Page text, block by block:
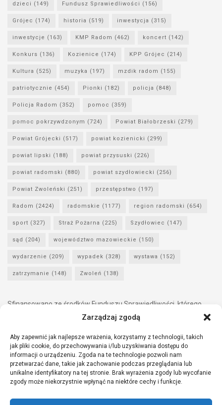
Zarządzaj zgodą
Aby zapewnić jak najlepsze wrażenia, korzystamy z technologii, takich
jak pliki cookie, do przechowywania i/lub uzyskiwania dostępu do
informacji o urządzeniu. Zgoda na te technologie pozwoli nam
przetwarzać dane, takie jak zachowanie podczas przeglądania lub
unikalne identyfikatory na tej stronie. Brak wyrażenia zgody lub wycofanie
zgody może niekorzystnie wpłynąć na niektóre cechy i funkcje.
dzieci (149) Fundusz Sprawiedliwości (156)
Grójec (174) historia (519) inwestycja (315)
inwestycje (163) KMP Radom (462) koncert (142)
Konkurs (136) Kozienice (174) KPP Grójec (214)
Kultura (525) muzyka (197) mzdik radom (155)
patriotycznie (454) Pionki (182) policja (848)
Policja Radom (352) pomoc (359)
pomoc pokrzywdzonym (724) Powiat Białobrzeski (279)
Powiat Grójecki (517) powiat kozienicki (299)
powiat lipski (188) powiat przysuski (226)
powiat radomski (880) powiat szydłowiecki (256)
Powiat Zwoleński (251) przestępstwo (197)
Radom (2424) radomskie (1177) region radomski (654)
sport (327) Straż Pożarna (225) Szydłowiec (147)
sąd (204) województwo mazowieckie (150)
wydarzenie (209) wypadek (328) wystawa (152)
zatrzymanie (148) Zwoleń (138)
Sfinansowano ze środków Funduszu Sprawiedliwości, którego
dysponentem jest Minister Sprawiedliwości.